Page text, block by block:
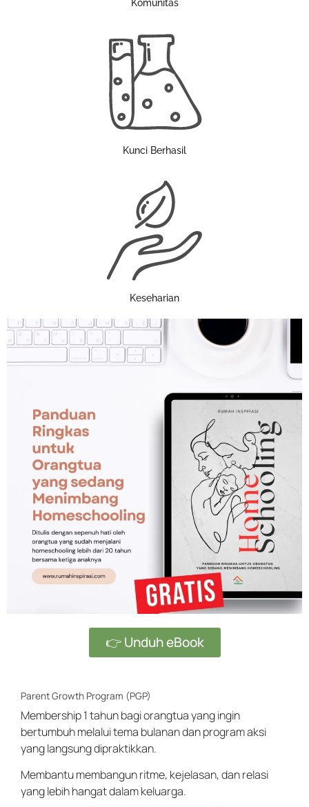
Komunitas
Kunci Berhasil
Keseharian
👉 Unduh eBook
Parent Growth Program (PGP)
Membership 1 tahun bagi orangtua yang ingin
bertumbuh melalui tema bulanan dan program aksi
yang langsung dipraktikkan.
Membantu membangun ritme, kejelasan, dan relasi
yang lebih hangat dalam keluarga.